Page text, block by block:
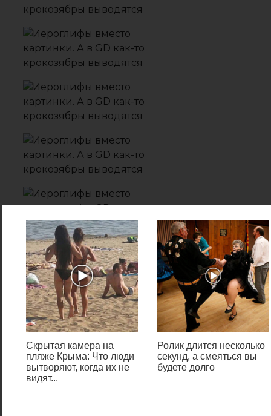
Даже если флешка не
читается, не стоит «хоронить»
размещенные на ней данные.
USB-носитель можно
реанимировать, а
информацию восстановить.
Для этого необходимо
Скрытая камера на
пляже Крыма: Что люди
вытворяют, когда их не
видят...
Ролик длится несколько
секунд, а смеяться вы
будете долго